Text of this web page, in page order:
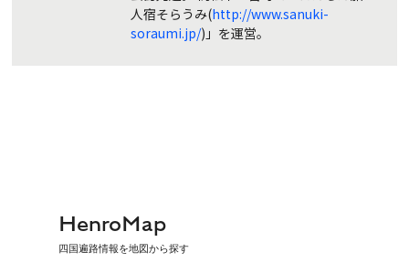
人宿そらうみ(http://www.sanuki-
soraumi.jp/)」を運営。
HenroMap
四国遍路情報を地図から探す